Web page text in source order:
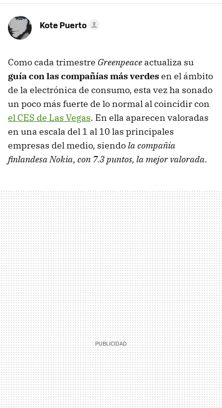
Kote Puerto
Como cada trimestre Greenpeace actualiza su
guía con las compañías más verdesen el ámbito
de la electrónica de consumo, esta vez ha sonado
un poco más fuerte de lo normal al coincidir con
el CES de Las Vegas. En ella aparecen valoradas
en una escala del 1 al 10 las principales
empresas del medio, siendola compañía
finlandesa Nokia, con 7.3 puntos, la mejor valorada.